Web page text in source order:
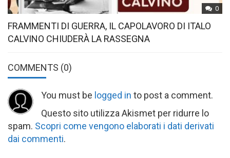
0
FRAMMENTI DI GUERRA, IL CAPOLAVORO DI ITALO
CALVINO CHIUDERÀ LA RASSEGNA
COMMENTS (0)
You must be logged in to post a comment.
Questo sito utilizza Akismet per ridurre lo
spam. Scopri come vengono elaborati i dati derivati
dai commenti.